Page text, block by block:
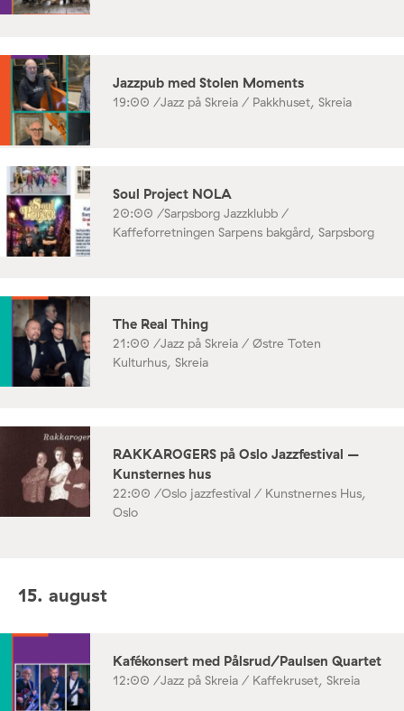
Jazzpub med Stolen Moments
19:00 /Jazz på Skreia / Pakkhuset, Skreia
Soul Project NOLA
20:00 /Sarpsborg Jazzklubb /
Kaffeforretningen Sarpens bakgård, Sarpsborg
The Real Thing
21:00 /Jazz på Skreia / Østre Toten
Kulturhus, Skreia
RAKKAROGERS på Oslo Jazzfestival –
Kunsternes hus
22:00 /Oslo jazzfestival / Kunstnernes Hus,
Oslo
15. august
Kafékonsert med Pålsrud/Paulsen Quartet
12:00 /Jazz på Skreia / Kaffekruset, Skreia